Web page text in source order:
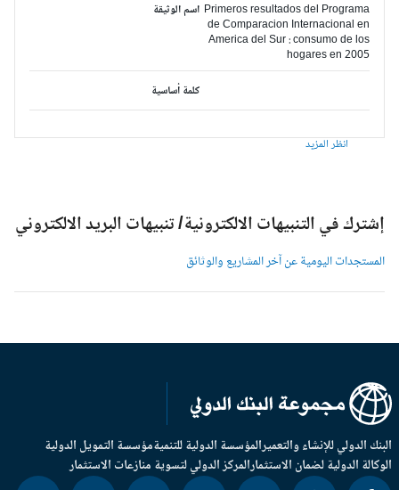
اسم الوثيقة Primeros resultados del Programa
de Comparacion Internacional en
America del Sur : consumo de los
hogares en 2005
كلمة أساسية
انظر المزيد
إشترك في التنبيهات الالكترونية/ تنبيهات البريد الالكتروني
المستجدات اليومية عن آخر المشاريع والوثائق
الدولي للإنشاء والتعميرالمؤسسة الدولية للتنميةمؤسسة التمويل الدولية
الدولية لضمان الاستثمارالمركز الدولي لتسوية منازعات الاستثمار